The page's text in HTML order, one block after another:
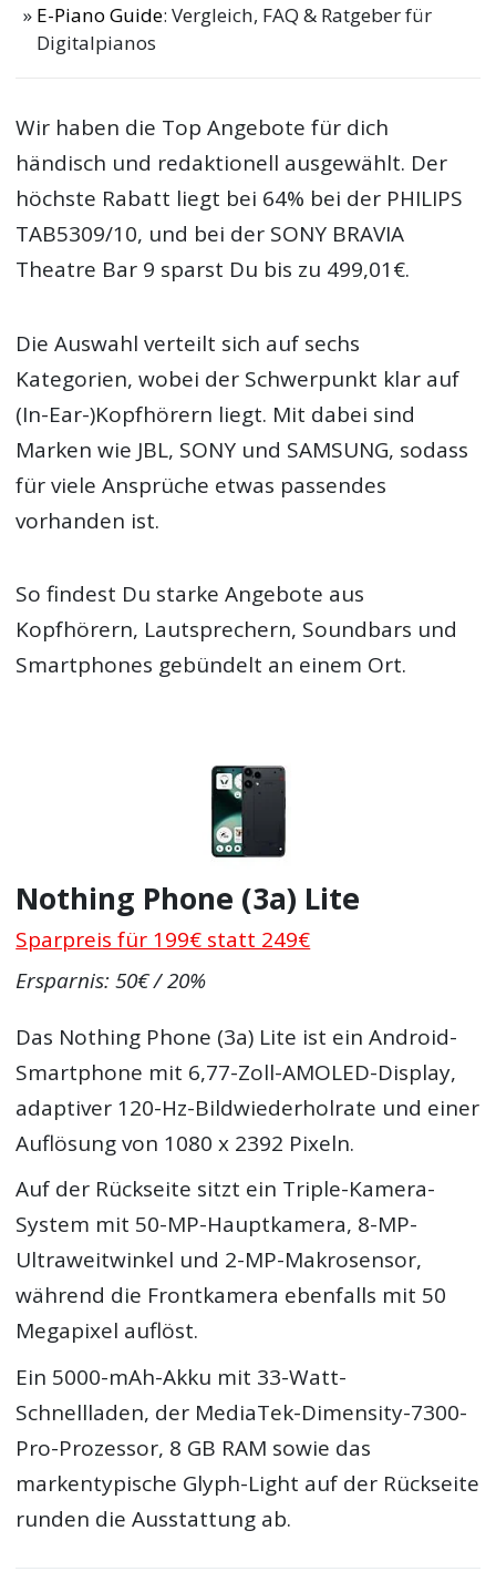
E-Piano Guide: Vergleich, FAQ & Ratgeber für
Digitalpianos
Wir haben die Top Angebote für dich
händisch und redaktionell ausgewählt. Der
höchste Rabatt liegt bei 64% bei der PHILIPS
TAB5309/10, und bei der SONY BRAVIA
Theatre Bar 9 sparst Du bis zu 499,01€.
Die Auswahl verteilt sich auf sechs
Kategorien, wobei der Schwerpunkt klar auf
(In-Ear-)Kopfhörern liegt. Mit dabei sind
Marken wie JBL, SONY und SAMSUNG, sodass
für viele Ansprüche etwas passendes
vorhanden ist.
So findest Du starke Angebote aus
Kopfhörern, Lautsprechern, Soundbars und
Smartphones gebündelt an einem Ort.
Nothing Phone (3a) Lite
Sparpreis für 199€ statt 249€
Ersparnis: 50€ / 20%
Das Nothing Phone (3a) Lite ist ein Android-
Smartphone mit 6,77-Zoll-AMOLED-Display,
adaptiver 120-Hz-Bildwiederholrate und einer
Auflösung von 1080 x 2392 Pixeln.
Auf der Rückseite sitzt ein Triple-Kamera-
System mit 50-MP-Hauptkamera, 8-MP-
Ultraweitwinkel und 2-MP-Makrosensor,
während die Frontkamera ebenfalls mit 50
Megapixel auflöst.
Ein 5000-mAh-Akku mit 33-Watt-
Schnellladen, der MediaTek-Dimensity-7300-
Pro-Prozessor, 8 GB RAM sowie das
markentypische Glyph-Light auf der Rückseite
runden die Ausstattung ab.